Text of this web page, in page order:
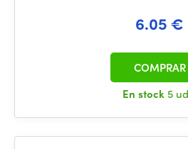
6.05 €
En stock 5
COMPRAR